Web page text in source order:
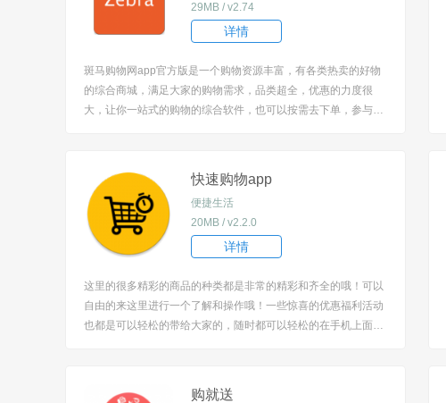
29MB / v2.74
详情
斑马购物网app官方版是一个购物资源丰富，有各类热卖的好物
的综合商城，满足大家的购物需求，品类超全，优惠的力度很
大，让你一站式的购物的综合软件，也可以按需去下单，参与团
线上购物电商平台a...
快速购物app
便捷生活
20MB / v2.2.0
详情
这里的很多精彩的商品的种类都是非常的精彩和齐全的哦！可以
自由的来这里进行一个了解和操作哦！一些惊喜的优惠福利活动
也都是可以轻松的带给大家的，随时都可以轻松的在手机上面来
购就送